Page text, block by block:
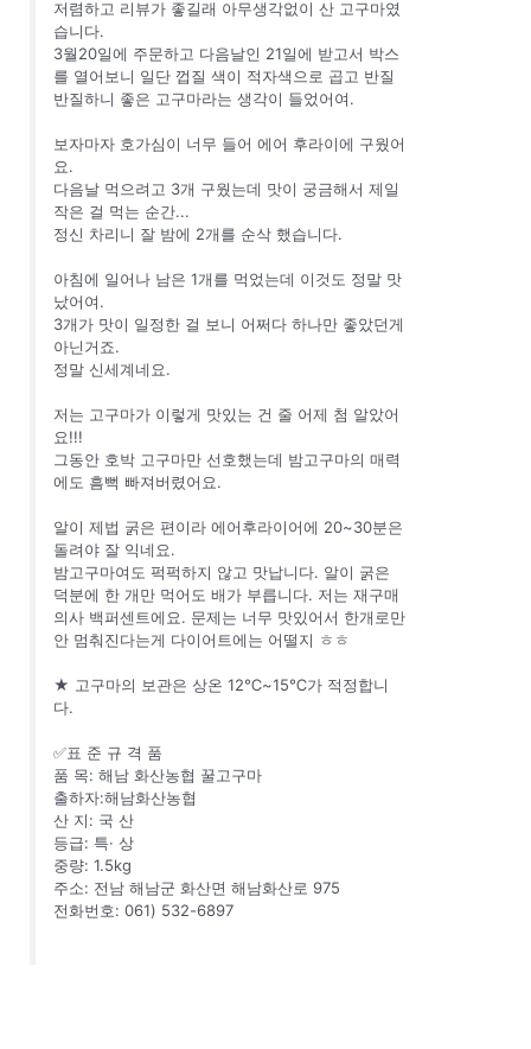
저렴하고 리뷰가 좋길래 아무생각없이 산 고구마였
습니다.
3월20일에 주문하고 다음날인 21일에 받고서 박스
를 열어보니 일단 껍질 색이 적자색으로 곱고 반질
반질하니 좋은 고구마라는 생각이 들었어여.
보자마자 호가심이 너무 들어 에어 후라이에 구웠어
요.
다음날 먹으려고 3개 구웠는데 맛이 궁금해서 제일
작은 걸 먹는 순간...
정신 차리니 잘 밤에 2개를 순삭 했습니다.
아침에 일어나 남은 1개를 먹었는데 이것도 정말 맛
났어여.
3개가 맛이 일정한 걸 보니 어쩌다 하나만 좋았던게
아닌거죠.
정말 신세계네요.
저는 고구마가 이렇게 맛있는 건 줄 어제 첨 알았어
요!!!
그동안 호박 고구마만 선호했는데 밤고구마의 매력
에도 흠뻑 빠져버렸어요.
알이 제법 굵은 편이라 에어후라이어에 20~30분은
돌려야 잘 익네요.
밤고구마여도 퍽퍽하지 않고 맛납니다. 알이 굵은
덕분에 한 개만 먹어도 배가 부릅니다. 저는 재구매
의사 백퍼센트에요. 문제는 너무 맛있어서 한개로만
안 멈춰진다는게 다이어트에는 어떨지 ㅎㅎ
★ 고구마의 보관은 상온 12℃~15℃가 적정합니
다.
✅표 준 규 격 품
품 목: 해남 화산농협 꿀고구마
출하자:해남화산농협
산 지: 국 산
등급: 특· 상
중량: 1.5kg
주소: 전남 해남군 화산면 해남화산로 975
전화번호: 061) 532-6897